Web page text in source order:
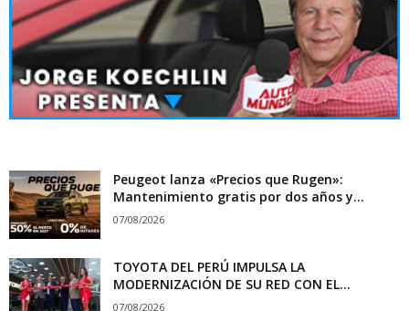
Peugeot lanza «Precios que Rugen»:
Mantenimiento gratis por dos años y...
07/08/2026
TOYOTA DEL PERÚ IMPULSA LA
MODERNIZACIÓN DE SU RED CON EL...
07/08/2026